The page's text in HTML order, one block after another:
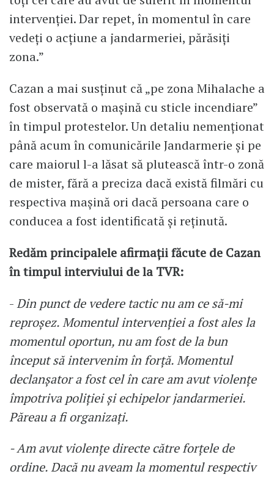
intervenției. Dar repet, în momentul în care
vedeți o acțiune a jandarmeriei, părăsiți
zona.”
Cazan a mai susținut că „pe zona Mihalache a
fost observată o mașină cu sticle incendiare”
în timpul protestelor. Un detaliu nemenționat
până acum în comunicările Jandarmerie și pe
care maiorul l-a lăsat să plutească într-o zonă
de mister, fără a preciza dacă există filmări cu
respectiva mașină ori dacă persoana care o
conducea a fost identificată și reținută.
Redăm principalele afirmații făcute de Cazan
în timpul interviului de la TVR:
-Din punct de vedere tactic nu am ce să-mi
reproșez. Momentul intervenției a fost ales la
momentul oportun, nu am fost de la bun
început să intervenim în forță. Momentul
declanșator a fost cel în care am avut violențe
împotriva poliției și echipelor jandarmeriei.
Păreau a fi organizați.
- Am avut violențe directe către forțele de
ordine. Dacă nu aveam la momentul respectiv